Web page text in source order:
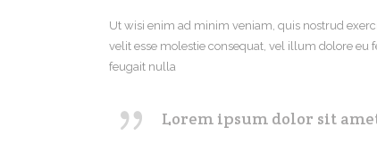
Ut wisi enim ad minim veniam, quis nostrud
velit esse molestie consequat, vel illum dolore
feugait nulla
Lorem ipsum dolor sit